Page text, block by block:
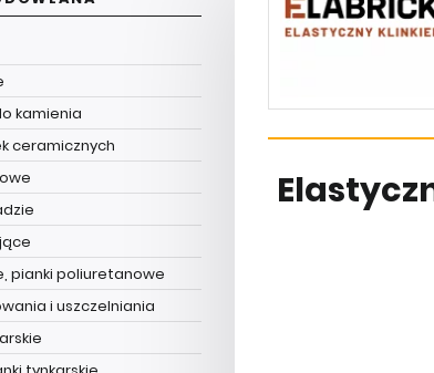
kamienia
ceramicznych
pianki poliuretanowe
i uszczelniania